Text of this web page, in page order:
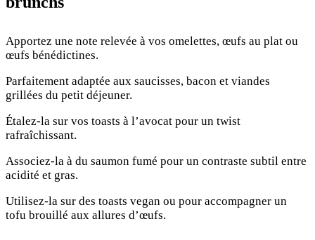
Apportez une note relevée à vos omelettes, œufs au plat ou
œufs bénédictines.
Parfaitement adaptée aux saucisses, bacon et viandes
grillées du petit déjeuner.
Étalez-la sur vos toasts à l’avocat pour un twist
rafraîchissant.
Associez-la à du saumon fumé pour un contraste subtil entre
acidité et gras.
Utilisez-la sur des toasts vegan ou pour accompagner un
tofu brouillé aux allures d’œufs.